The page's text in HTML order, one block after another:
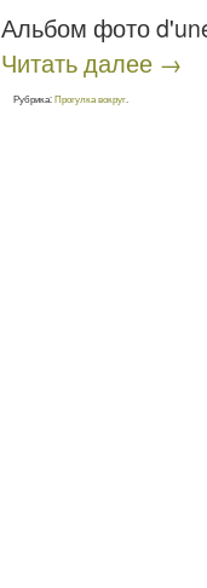
Альбом фото
Читать далее →
Рубрика:Прогулка вокруг